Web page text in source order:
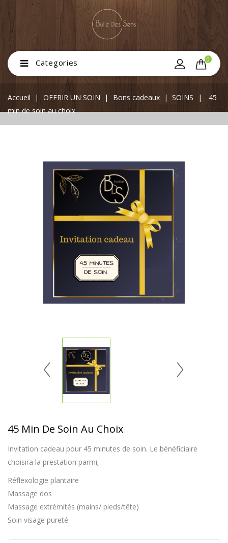
0
Categories
Accueil OFFRIR UN SOIN Bons cadeaux SOINS
45
min de soin au choix
45 Min De Soin Au Choix
Invitation cadeau pour 45 minutes de soin. Le bénéficiaire
choisira la prestation parmi;
Réflexologie plantaire
Massage dos
Massage extrémités (mains/ pieds/tête)
Soin visage pureté